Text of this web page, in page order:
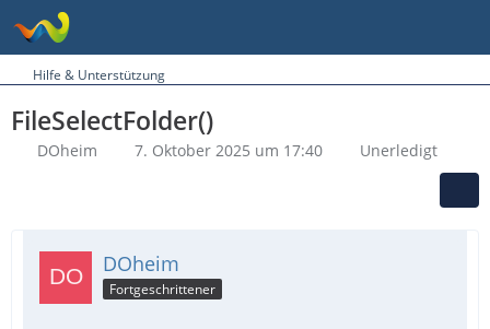
Hilfe & Unterstützung
FileSelectFolder()
DOheim 7. Oktober 2025 um 17:40 Unerledigt
DOheim
Fortgeschrittener